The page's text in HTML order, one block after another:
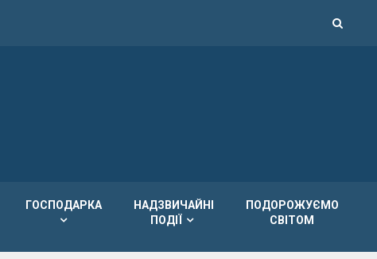
ГОСПОДАРКА
НАДЗВИЧАЙНІ
ПОДІЇ
ПОДОРОЖУЄМО
СВІТОМ